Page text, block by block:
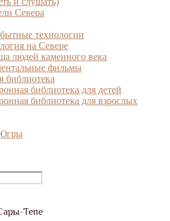
Севера
технологии
на Севере
людей каменного века
фильмы
библиотека
библиотека для детей
библиотека для взрослых
Тепе